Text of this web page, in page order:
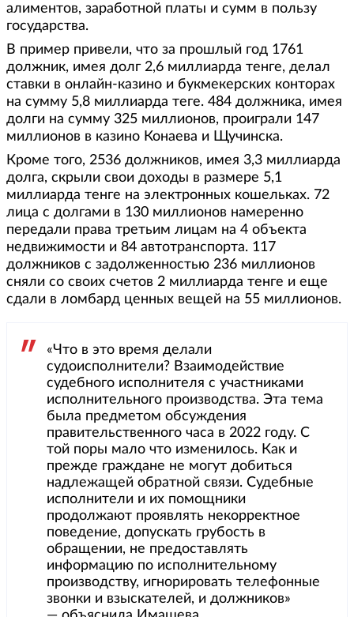
алиментов, заработной платы и сумм в пользу
государства.
В пример привели, что за прошлый год 1761
должник, имея долг 2,6 миллиарда тенге, делал
ставки в онлайн-казино и букмекерских конторах
на сумму 5,8 миллиарда теге. 484 должника, имея
долги на сумму 325 миллионов, проиграли 147
миллионов в казино Конаева и Щучинска.
Кроме того, 2536 должников, имея 3,3 миллиарда
долга, скрыли свои доходы в размере 5,1
миллиарда тенге на электронных кошельках. 72
лица с долгами в 130 миллионов намеренно
передали права третьим лицам на 4 объекта
недвижимости и 84 автотранспорта. 117
должников с задолженностью 236 миллионов
сняли со своих счетов 2 миллиарда тенге и еще
сдали в ломбард ценных вещей на 55 миллионов.
«Что в это время делали
судоисполнители? Взаимодействие
судебного исполнителя с участниками
исполнительного производства. Эта тема
была предметом обсуждения
правительственного часа в 2022 году. С
той поры мало что изменилось. Как и
прежде граждане не могут добиться
надлежащей обратной связи. Судебные
исполнители и их помощники
продолжают проявлять некорректное
поведение, допускать грубость в
обращении, не предоставлять
информацию по исполнительному
производству, игнорировать телефонные
звонки и взыскателей, и должников»